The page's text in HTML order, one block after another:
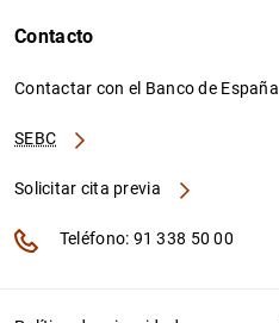
Contacto
Contactar con el Banco de España
SEBC
Solicitar cita previa
Teléfono: 91 338 50 00